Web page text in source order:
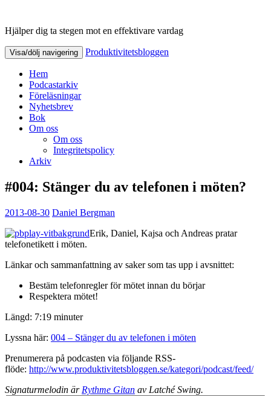
Produktivitetsbloggen
Hjälper dig ta stegen mot en effektivare vardag
Visa/dölj navigering Produktivitetsbloggen
Hem
Podcastarkiv
Föreläsningar
Nyhetsbrev
Bok
Om oss
Om oss
Integritetspolicy
Arkiv
#004: Stänger du av telefonen i möten?
2013-08-30 Daniel Bergman
Erik, Daniel, Kajsa och Andreas pratar
telefonetikett i möten.
Länkar och sammanfattning av saker som tas upp i avsnittet:
Bestäm telefonregler för mötet innan du börjar
Respektera mötet!
Längd: 7:19 minuter
Lyssna här: 004 – Stänger du av telefonen i möten
Prenumerera på podcasten via följande RSS-
flöde: http://www.produktivitetsbloggen.se/kategori/podcast/feed/
Signaturmelodin är Rythme Gitan av Latché Swing.